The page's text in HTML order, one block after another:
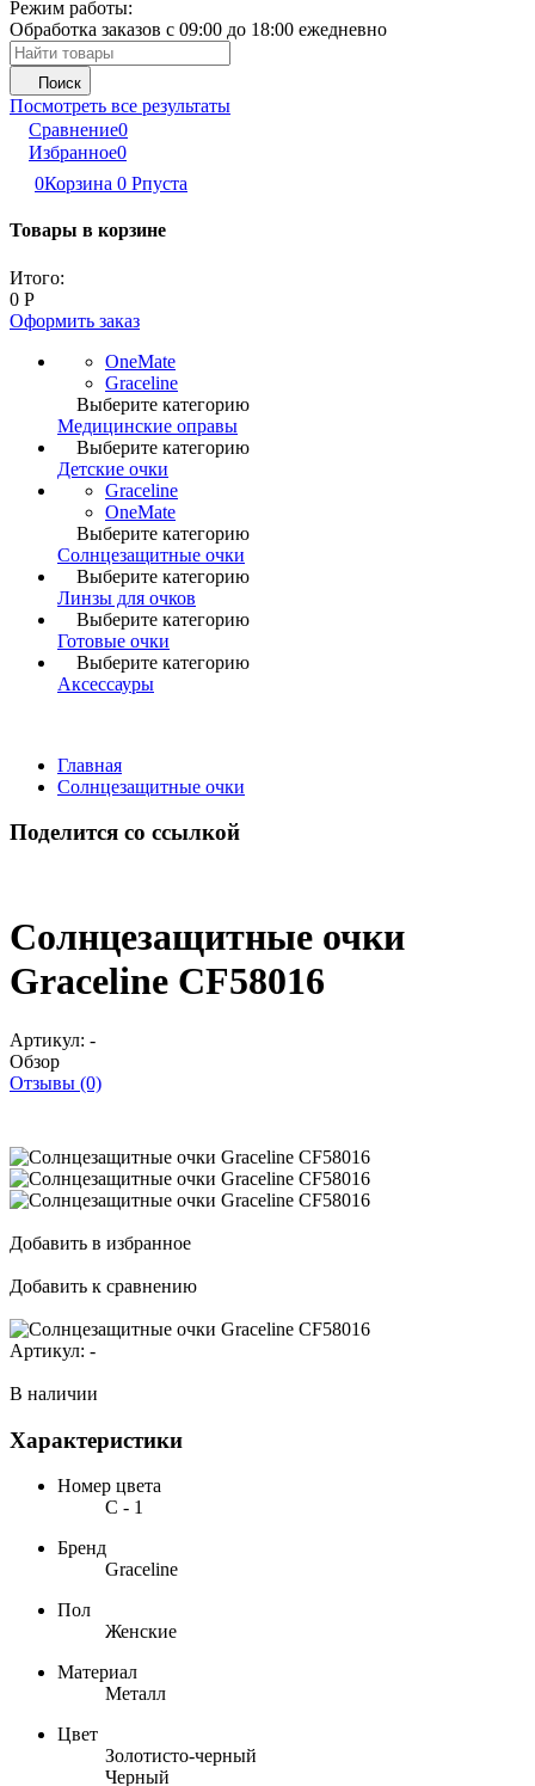
Режим работы:
Обработка заказов с 09:00 до 18:00 ежедневно
Поиск
Посмотреть все результаты
Сравнение0
Избранное0
0Корзина 0 Рпуста
Товары в корзине
Итого:
0 Р
Оформить заказ
OneMate
Graceline
Выберите категорию
Медицинские оправы
Выберите категорию
Детские очки
Graceline
OneMate
Выберите категорию
Солнцезащитные очки
Выберите категорию
Линзы для очков
Выберите категорию
Готовые очки
Выберите категорию
Аксессауры
Главная
Солнцезащитные очки
Поделится со ссылкой
Солнцезащитные очки
Graceline CF58016
Артикул: -
Обзор
Отзывы (0)
Добавить в избранное
Добавить к сравнению
Артикул: -
В наличии
Характеристики
Номер цвета
С - 1
Бренд
Graceline
Пол
Женские
Материал
Металл
Цвет
Золотисто-черный
Черный